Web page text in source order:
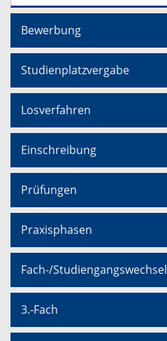
Bewerbung
Studienplatzvergabe
Losverfahren
Einschreibung
Prüfungen
Praxisphasen
Fach-/Studiengangswechsel
3.-Fach